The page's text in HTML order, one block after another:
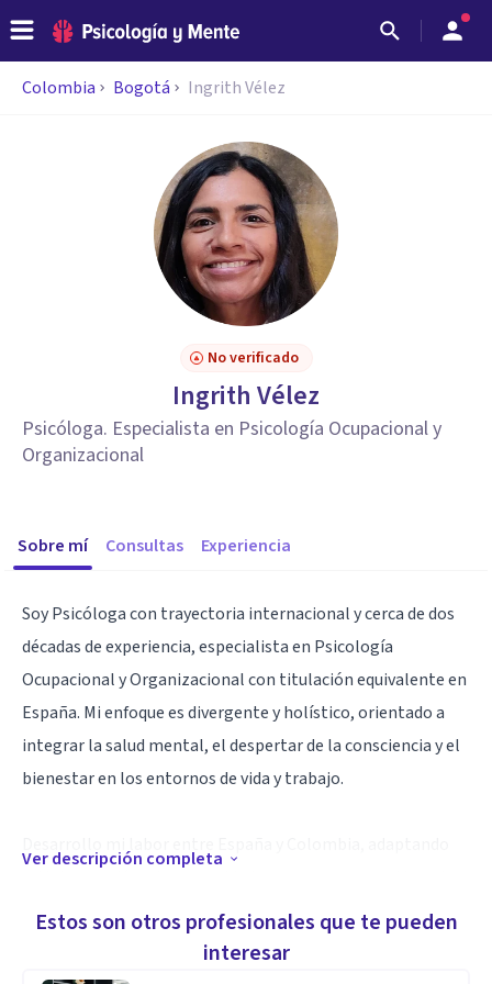
Colombia Bogotá Ingrith Vélez
No verificado
Ingrith Vélez
Psicóloga. Especialista en Psicología Ocupacional y
Organizacional
Sobre mí Consultas Experiencia
Soy Psicóloga con trayectoria internacional y cerca de dos
décadas de experiencia, especialista en Psicología
Ocupacional y Organizacional con titulación equivalente en
España. Mi enfoque es divergente y holístico, orientado a
integrar la salud mental, el despertar de la consciencia y el
bienestar en los entornos de vida y trabajo.
cada región. Mi práctica abarca desde la consultoría
organizacional y la arte-terapia, hasta la evaluación clínica
especializada. Mi propósito es facilitar herramientas de
Ver descripción completa
Estos son otros profesionales que te pueden
interesar